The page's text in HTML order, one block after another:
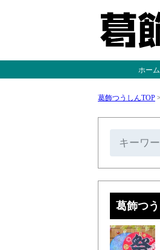
ホーム
葛飾つうしんTOP >
葛飾つ